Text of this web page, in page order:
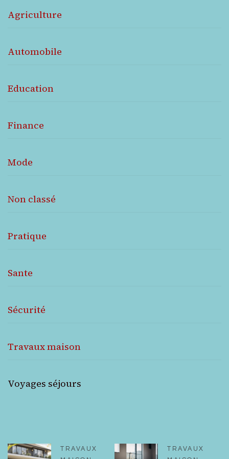
Agriculture
Automobile
Education
Finance
Mode
Non classé
Pratique
Sante
Sécurité
Travaux maison
Voyages séjours
TRAVAUX
TRAVAUX